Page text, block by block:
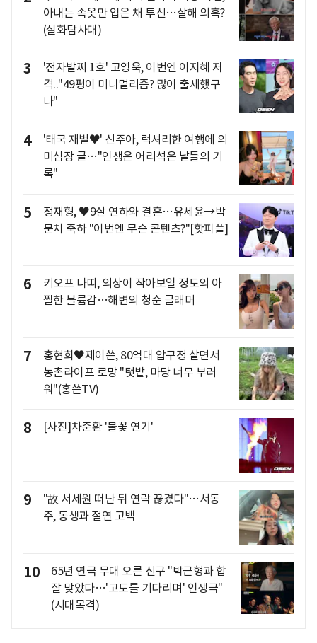
아내는 속옷만 입은 채 투신…살해 의혹?
(실화탐사대)
3
'전자발찌 1호' 고영욱, 이번엔 이지혜 저
격.."49평이 미니멀리즘? 많이 출세했구
나"
4
'태국 재벌♥' 신주아, 럭셔리한 여행에 의
미심장 글…"인생은 어리석은 날들의 기
록"
5
정재형, ♥9살 연하와 결혼…유세윤→박
문치 축하 "이번엔 무슨 콘텐츠?"[핫피플]
6
키오프 나띠, 의상이 작아보일 정도의 아
찔한 볼륨감…해변의 청순 글래머
7
홍현희♥제이쓴, 80억대 압구정 살면서
농촌라이프 로망 "텃밭, 마당 너무 부러
워"(홍쓴TV)
8 [사진]차준환 '불꽃 연기'
9
"故 서세원 떠난 뒤 연락 끊겼다"…서동
주, 동생과 절연 고백
10
65년 연극 무대 오른 신구 "박근형과 합
잘 맞았다…'고도를 기다리며' 인생극"
(시대목격)